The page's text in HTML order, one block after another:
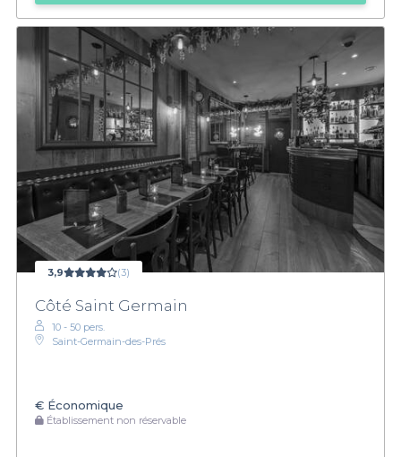
3,9 (3)
Côté Saint Germain
10 - 50 pers.
Saint-Germain-des-Prés
€ Économique
Établissement non réservable